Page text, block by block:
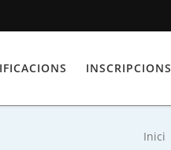
INSCRIPCIONS
Inici